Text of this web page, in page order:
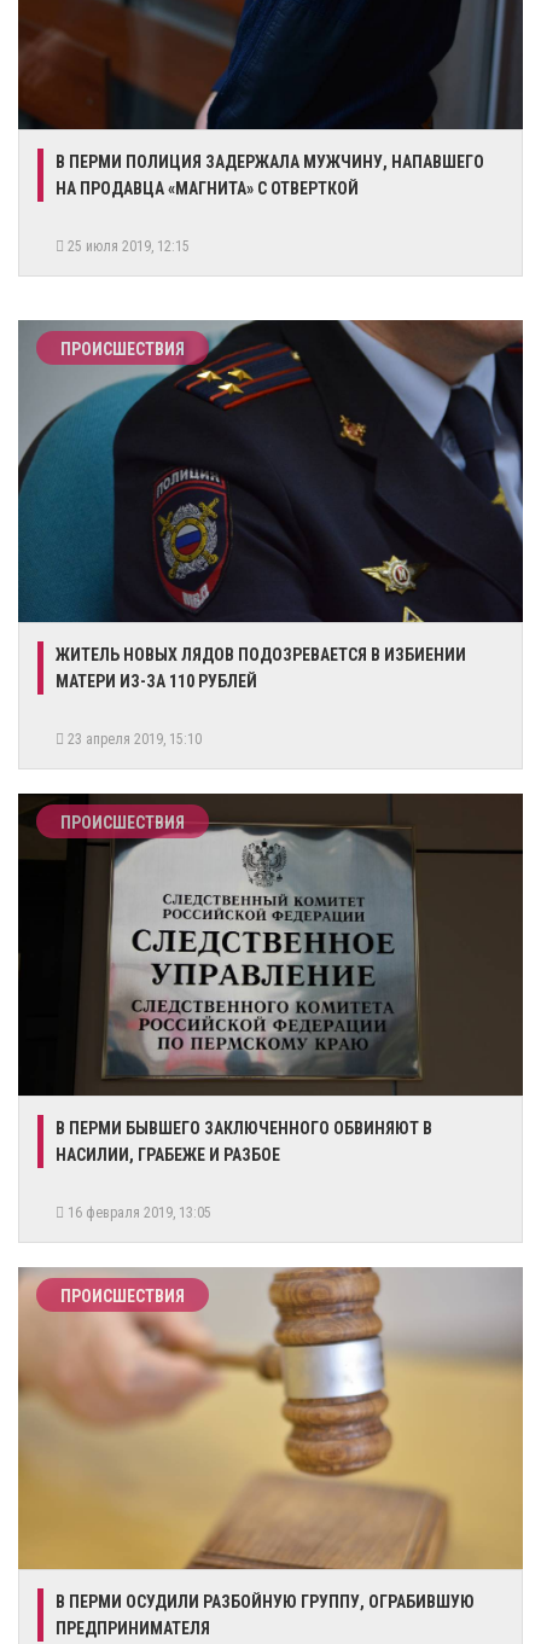
В ПЕРМИ ПОЛИЦИЯ ЗАДЕРЖАЛА МУЖЧИНУ, НАПАВШЕГО
НА ПРОДАВЦА «МАГНИТА» С ОТВЕРТКОЙ
25 июля 2019, 12:15
ПРОИСШЕСТВИЯ
ЖИТЕЛЬ НОВЫХ ЛЯДОВ ПОДОЗРЕВАЕТСЯ В ИЗБИЕНИИ
МАТЕРИ ИЗ-ЗА 110 РУБЛЕЙ
23 апреля 2019, 15:10
ПРОИСШЕСТВИЯ
В ПЕРМИ БЫВШЕГО ЗАКЛЮЧЕННОГО ОБВИНЯЮТ В
НАСИЛИИ, ГРАБЕЖЕ И РАЗБОЕ
16 февраля 2019, 13:05
ПРОИСШЕСТВИЯ
В ПЕРМИ ОСУДИЛИ РАЗБОЙНУЮ ГРУППУ, ОГРАБИВШУЮ
ПРЕДПРИНИМАТЕЛЯ